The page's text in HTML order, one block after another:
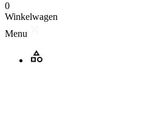
0
Winkelwagen
Menu